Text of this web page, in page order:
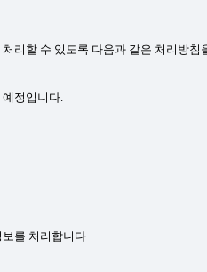
리할 수 있도록 다음과 같은 처리방침
정입니다.
를 처리합니다